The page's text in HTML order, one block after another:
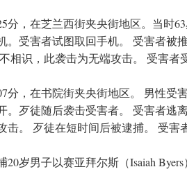
分，在芝兰西街夹央街地区。当时
。受害者试图取回手机。 受害者被
相识，此袭击为无端攻击。 受害者
分，在书院街夹央街地区。 男性受
。歹徒随后袭击受害者。 受害者逃
击。 歹徒在短时间后被逮捕。 受害
20岁男子以赛亚拜尔斯（Isaiah